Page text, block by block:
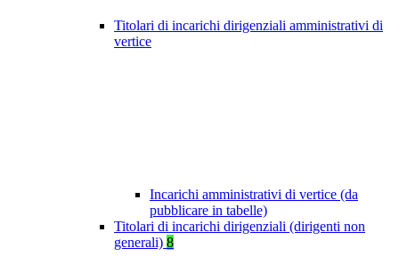
Titolari di incarichi dirigenziali amministrativi di
vertice
Incarichi amministrativi di vertice (da
pubblicare in tabelle)
Titolari di incarichi dirigenziali (dirigenti non
generali) 8